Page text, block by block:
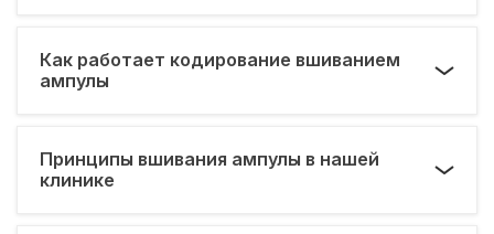
Как работает кодирование вшиванием
ампулы
Принципы вшивания ампулы в нашей
клинике